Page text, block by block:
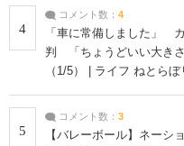
4
コメント数： 4
「車に常備しました」
判 「ちょうどいい大きさ
（1/5） | ライフ ねとらぼ
5
コメント数： 3
【バレーボール】ネーシ